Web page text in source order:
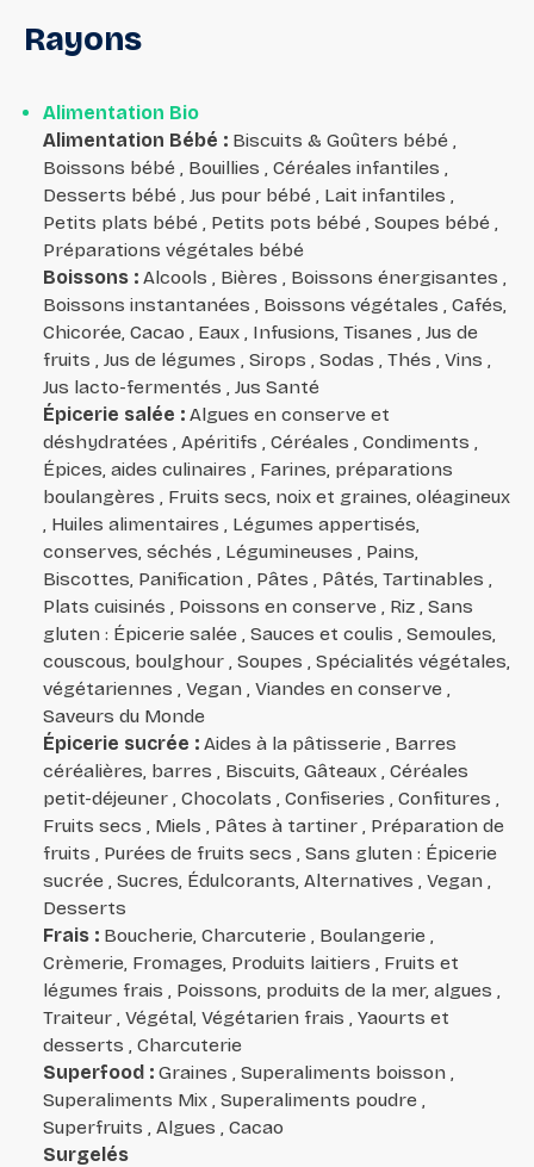
Rayons
Alimentation Bio
Alimentation Bébé : Biscuits & Goûters bébé ,
Boissons bébé , Bouillies , Céréales infantiles ,
Desserts bébé , Jus pour bébé , Lait infantiles ,
Petits plats bébé , Petits pots bébé , Soupes bébé ,
Préparations végétales bébé
Boissons : Alcools , Bières , Boissons énergisantes ,
Boissons instantanées , Boissons végétales , Cafés,
Chicorée, Cacao , Eaux , Infusions, Tisanes , Jus de
fruits , Jus de légumes , Sirops , Sodas , Thés , Vins ,
Jus lacto-fermentés , Jus Santé
Épicerie salée : Algues en conserve et
déshydratées , Apéritifs , Céréales , Condiments ,
Épices, aides culinaires , Farines, préparations
boulangères , Fruits secs, noix et graines, oléagineux
, Huiles alimentaires , Légumes appertisés,
conserves, séchés , Légumineuses , Pains,
Biscottes, Panification , Pâtes , Pâtés, Tartinables ,
Plats cuisinés , Poissons en conserve , Riz , Sans
gluten : Épicerie salée , Sauces et coulis , Semoules,
couscous, boulghour , Soupes , Spécialités végétales,
végétariennes , Vegan , Viandes en conserve ,
Saveurs du Monde
Épicerie sucrée : Aides à la pâtisserie , Barres
céréalières, barres , Biscuits, Gâteaux , Céréales
petit-déjeuner , Chocolats , Confiseries , Confitures ,
Fruits secs , Miels , Pâtes à tartiner , Préparation de
fruits , Purées de fruits secs , Sans gluten : Épicerie
sucrée , Sucres, Édulcorants, Alternatives , Vegan ,
Desserts
Frais : Boucherie, Charcuterie , Boulangerie ,
Crèmerie, Fromages, Produits laitiers , Fruits et
légumes frais , Poissons, produits de la mer, algues ,
Traiteur , Végétal, Végétarien frais , Yaourts et
desserts , Charcuterie
Superfood : Graines , Superaliments boisson ,
Superaliments Mix , Superaliments poudre ,
Superfruits , Algues , Cacao
Surgelés